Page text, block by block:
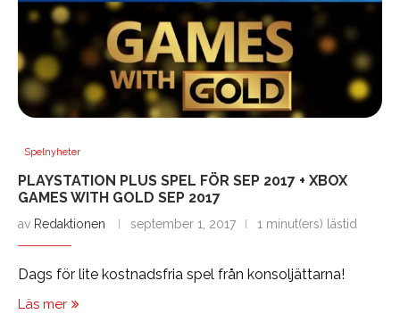
Spelnyheter
PLAYSTATION PLUS SPEL FÖR SEP 2017 + XBOX
GAMES WITH GOLD SEP 2017
av Redaktionen september 1, 2017 1 minut(ers) lästid
Dags för lite kostnadsfria spel från konsoljättarna!
Läs mer